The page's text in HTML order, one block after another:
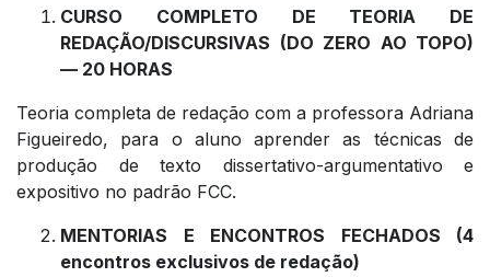
CURSO COMPLETO DE TEORIA DE
REDAÇÃO/DISCURSIVAS (DO ZERO AO TOPO)
— 20 HORAS
Teoria completa de redação com a professora Adriana
Figueiredo, para o aluno aprender as técnicas de
produção de texto dissertativo-argumentativo e
expositivo no padrão FCC.
MENTORIAS E ENCONTROS FECHADOS (4
encontros exclusivos de redação)